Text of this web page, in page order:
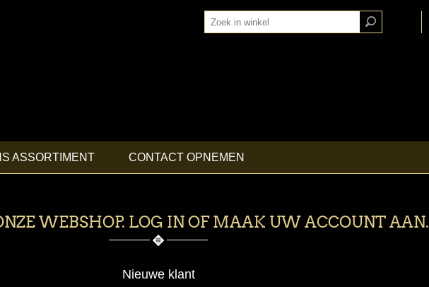
ASSORTIMENT CONTACT OPNEMEN
WEBSHOP. LOG IN OF MAAK UW ACCOUNT AAN.
Nieuwe klant